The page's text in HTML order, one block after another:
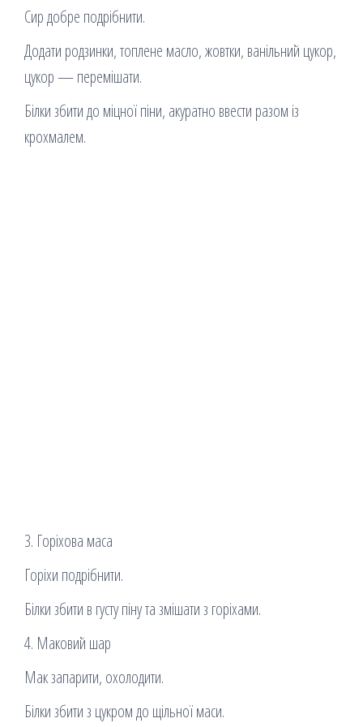
Сир добре подрібнити.
Додати родзинки, топлене масло, жовтки, ванільний цукор,
цукор — перемішати.
Білки збити до міцної піни, акуратно ввести разом із
крохмалем.
3. Горіхова маса
Горіхи подрібнити.
Білки збити в густу піну та змішати з горіхами.
4. Маковий шар
Мак запарити, охолодити.
Білки збити з цукром до щільної маси.